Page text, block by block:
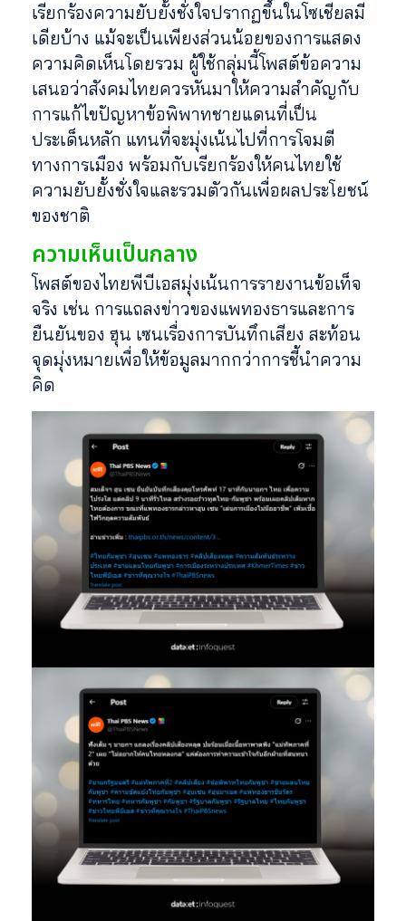
เรียกร้องความยับยั้งชั่งใจปรากฏขึ้นในโซเชียลมี
เดียบ้าง แม้จะเป็นเพียงส่วนน้อยของการแสดง
ความคิดเห็นโดยรวม ผู้ใช้กลุ่มนี้โพสต์ข้อความ
เสนอว่าสังคมไทยควรหันมาให้ความสำคัญกับ
การแก้ไขปัญหาข้อพิพาทชายแดนที่เป็น
ประเด็นหลัก แทนที่จะมุ่งเน้นไปที่การโจมตี
ทางการเมือง พร้อมกับเรียกร้องให้คนไทยใช้
ความยับยั้งชั่งใจและรวมตัวกันเพื่อผลประโยชน์
ของชาติ
ความเห็นเป็นกลาง
โพสต์ของไทยพีบีเอสมุ่งเน้นการรายงานข้อเท็จ
จริง เช่น การแถลงข่าวของแพทองธารและการ
ยืนยันของ ฮุน เซนเรื่องการบันทึกเสียง สะท้อน
จุดมุ่งหมายเพื่อให้ข้อมูลมากกว่าการชี้นำความ
คิด